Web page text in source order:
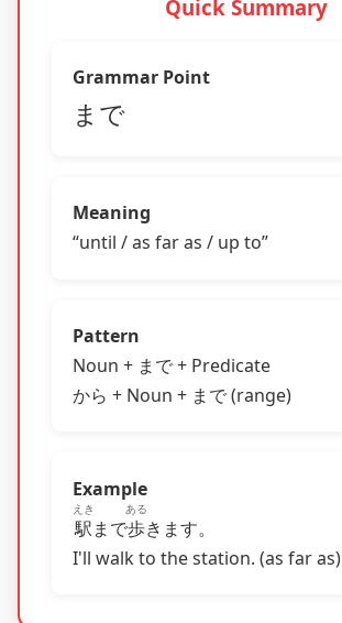
Quick Summary
Grammar Point
まで
Meaning
“until / as far as / up to”
Pattern
Noun + まで + Predicate
から + Noun + まで (range)
Example
駅
えき
まで歩
ある
きます。
I'll walk to the station. (as far as)